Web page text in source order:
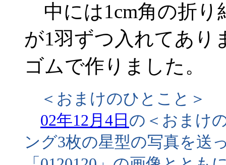
中には1cm角の折り
が1羽ずつ入れてあり
ゴムで作りました。
＜おまけのひとこと＞
02年12月4日 の＜おまけ
ング3枚の星型の写真を送